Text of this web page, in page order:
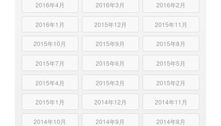
2016年4月 2016年3月 2016年2月
2016年1月 2015年12月 2015年11月
2015年10月 2015年9月 2015年8月
2015年7月 2015年6月 2015年5月
2015年4月 2015年3月 2015年2月
2015年1月 2014年12月 2014年11月
2014年10月 2014年9月 2014年8月